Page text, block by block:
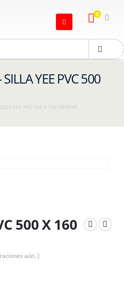
0
YEE PVC 500
SILLA YEE PVC 500 X 160 GERFOR
500 X 160
aún. )